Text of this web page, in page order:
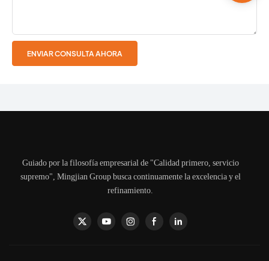
ENVIAR CONSULTA AHORA
Guiado por la filosofía empresarial de "Calidad primero, servicio
supremo", Mingjian Group busca continuamente la excelencia y el
refinamiento.